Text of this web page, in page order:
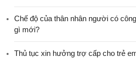
Chế độ của thân nhân người có
gì mới?
Thủ tục xin hưởng trợ cấp cho trẻ